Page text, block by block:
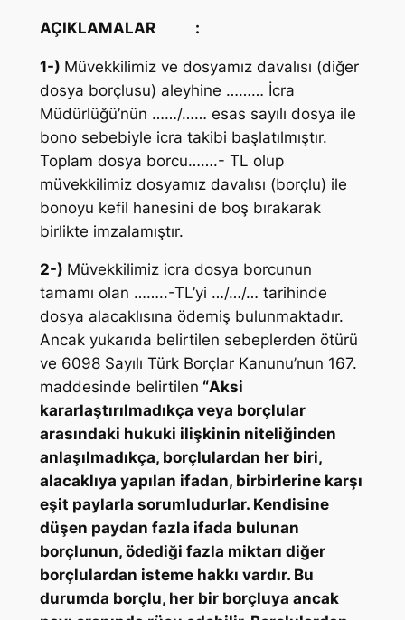
AÇIKLAMALAR :
1-) Müvekkilimiz ve dosyamız davalısı (diğer
dosya borçlusu) aleyhine ……… İcra
Müdürlüğü’nün ……/…… esas sayılı dosya ile
bono sebebiyle icra takibi başlatılmıştır.
Toplam dosya borcu…….- TL olup
müvekkilimiz dosyamız davalısı (borçlu) ile
bonoyu kefil hanesini de boş bırakarak
birlikte imzalamıştır.
2-) Müvekkilimiz icra dosya borcunun
tamamı olan ……..-TL’yi …/…/… tarihinde
dosya alacaklısına ödemiş bulunmaktadır.
Ancak yukarıda belirtilen sebeplerden ötürü
ve 6098 Sayılı Türk Borçlar Kanunu’nun 167.
maddesinde belirtilen “Aksi
kararlaştırılmadıkça veya borçlular
arasındaki hukuki ilişkinin niteliğinden
anlaşılmadıkça, borçlulardan her biri,
alacaklıya yapılan ifadan, birbirlerine karşı
eşit paylarla sorumludurlar. Kendisine
düşen paydan fazla ifada bulunan
borçlunun, ödediği fazla miktarı diğer
borçlulardan isteme hakkı vardır. Bu
durumda borçlu, her bir borçluya ancak